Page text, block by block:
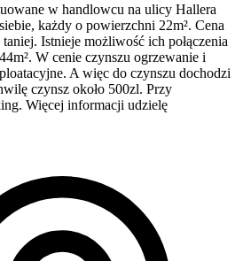
w handlowcu na ulicy Hallera
każdy o powierzchni 22m². Cena
Istnieje możliwość ich połączenia
W cenie czynszu ogrzewanie i
A więc do czynszu dochodzi
czynsz około 500zl. Przy
Więcej informacji udzielę